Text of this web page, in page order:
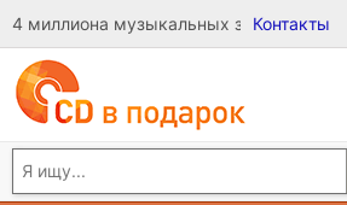
4 миллиона музыкальных записей на
Контакты